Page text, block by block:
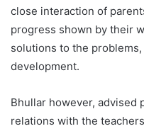
close interaction of
progress shown by their
solutions to the
development.
Bhullar however, advised
relations with the